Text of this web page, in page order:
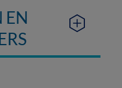
EN